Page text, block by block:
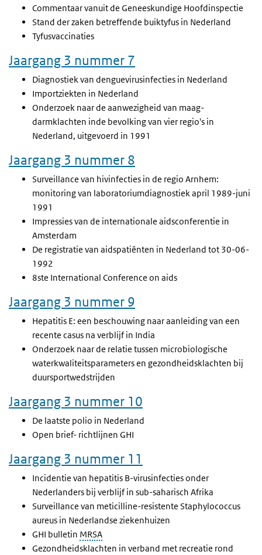
Commentaar vanuit de Geneeskundige Hoofdinspectie
Stand der zaken betreffende buiktyfus in Nederland
Tyfusvaccinaties
Jaargang 3 nummer 7
Diagnostiek van denguevirusinfecties in Nederland
Importziekten in Nederland
Onderzoek naar de aanwezigheid van maag-
darmklachten inde bevolking van vier regio's in
Nederland, uitgevoerd in 1991
Jaargang 3 nummer 8
Surveillance van hivinfecties in de regio Arnhem:
monitoring van laboratoriumdiagnostiek april 1989-juni
1991
Impressies van de internationale aidsconferentie in
Amsterdam
De registratie van aidspatiënten in Nederland tot 30-06-
1992
8ste International Conference on aids
Jaargang 3 nummer 9
Hepatitis E: een beschouwing naar aanleiding van een
recente casus na verblijf in India
Onderzoek naar de relatie tussen microbiologische
waterkwaliteitsparameters en gezondheidsklachten bij
duursportwedstrijden
Jaargang 3 nummer 10
De laatste polio in Nederland
Open brief- richtlijnen GHI
Jaargang 3 nummer 11
Incidentie van hepatitis B-virusinfecties onder
Nederlanders bij verblijf in sub-saharisch Afrika
Surveillance van meticilline-resistente Staphylococcus
aureus in Nederlandse ziekenhuizen
GHI bulletin MRSA
Gezondheidsklachten in verband met recreatie rond